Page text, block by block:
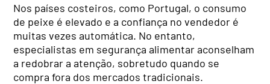
Nos países costeiros, como Portugal, o consumo
de peixe é elevado e a confiança no vendedor é
muitas vezes automática. No entanto,
especialistas em segurança alimentar aconselham
a redobrar a atenção, sobretudo quando se
compra fora dos mercados tradicionais.